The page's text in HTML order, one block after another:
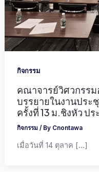
กิจกรรม
คณาจารย์วิศวกรร
บรรยายในงานประ
ครั้งที่ 13 ม.ชิงหัว ปร
กิจกรรม / By Cnontawa
เมื่อวันที่ 14 ตุลาค […]